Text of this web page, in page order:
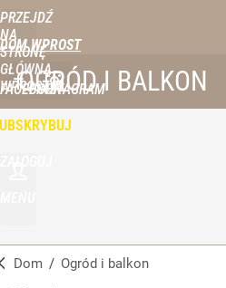
PRZEJDŹ
NA
STRONĘ
GŁÓWNĄ
WPROST.PL
DOM WPROST
FACEBOOKINSTAGRAM
OGRÓD I BALKON
Dom / Ogród i balkon